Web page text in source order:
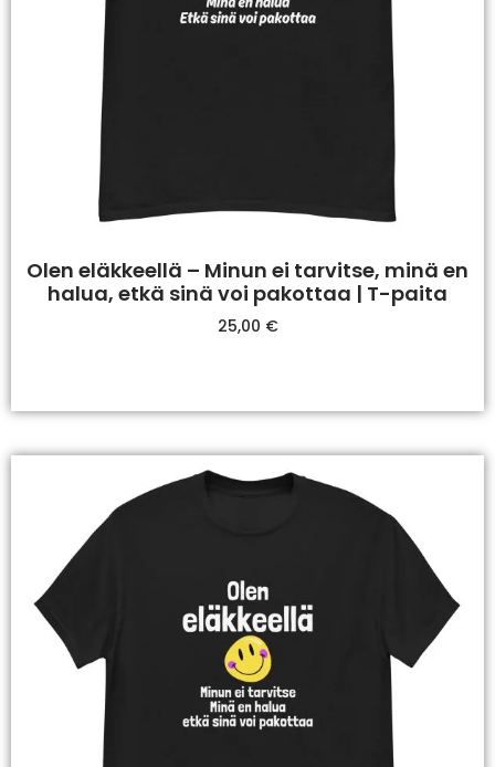
Olen eläkkeellä – Minun ei tarvitse, minä en
halua, etkä sinä voi pakottaa | T-paita
25,00 €